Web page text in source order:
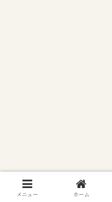
メニュー ホーム